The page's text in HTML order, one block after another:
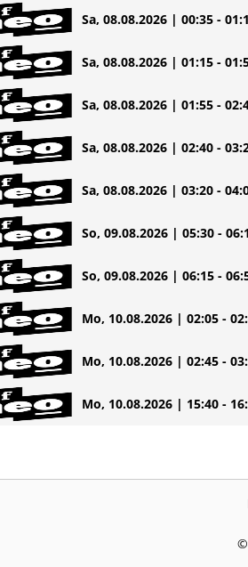
Sa, 08.08.2026 | 00:35 -
Sa, 08.08.2026 | 01:15 -
Sa, 08.08.2026 | 01:55 -
Sa, 08.08.2026 | 02:40 -
Sa, 08.08.2026 | 03:20 -
So, 09.08.2026 | 05:30 -
So, 09.08.2026 | 06:15 -
Mo, 10.08.2026 | 02:05 -
Mo, 10.08.2026 | 02:45 -
Mo, 10.08.2026 | 15:40 -
©